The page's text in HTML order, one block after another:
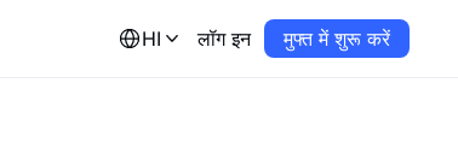
HI लॉग इन मुफ्त में शुरू करें